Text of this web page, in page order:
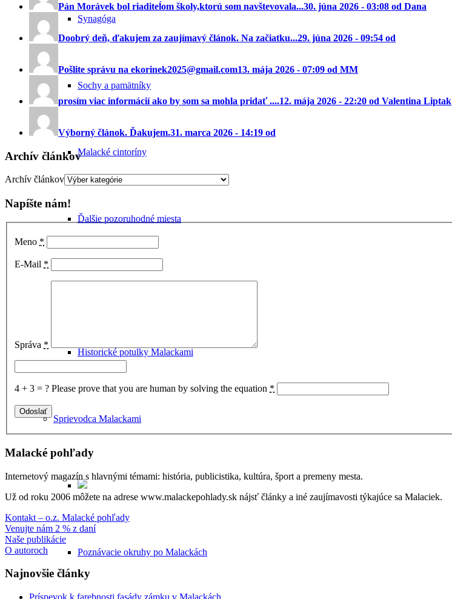
Synagóga
Sochy a pamätníky
Malacké cintoríny
Ďalšie pozoruhodné miesta
Historické potulky Malackami
Sprievodca Malackami
Poznávacie okruhy po Malackách
Pán Morávek bol riaditeĺom školy,ktorú som navštevovala...30. júna 2026 - 03:08 od Dana
Doobrý deň, ďakujem za zaujímavý článok. Na začiatku...29. júna 2026 - 09:54 od
Pošlite správu na ekorinek2025@gmail.com13. mája 2026 - 07:09 od MM
prosím viac informácií ako by som sa mohla pridať ....12. mája 2026 - 22:20 od Valentina Liptak
Výborný článok. Ďakujem.31. marca 2026 - 14:19 od
Archív článkov
Archív článkov
Napíšte nám!
Meno *
E-Mail *
Správa *
4 + 3 = ? Please prove that you are human by solving the equation *
Malacké pohľady
Internetový magazín s hlavnými témami: história, publicistika, kultúra, šport a premeny mesta.
Už od roku 2006 môžete na adrese www.malackepohlady.sk nájsť články a iné zaujímavosti týkajúce sa Malaciek.
Kontakt – o.z. Malacké pohľady
Venujte nám 2 % z daní
Naše publikácie
O autoroch
Najnovšie články